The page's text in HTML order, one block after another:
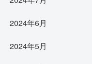
2024年6月
2024年5月